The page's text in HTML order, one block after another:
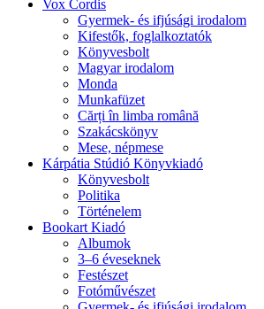
Vox Cordis
Gyermek- és ifjúsági irodalom
Kifestők, foglalkoztatók
Könyvesbolt
Magyar irodalom
Monda
Munkafüzet
Cărți în limba română
Szakácskönyv
Mese, népmese
Kárpátia Stúdió Könyvkiadó
Könyvesbolt
Politika
Történelem
Bookart Kiadó
Albumok
3–6 éveseknek
Festészet
Fotóművészet